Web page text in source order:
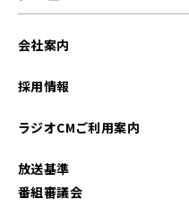
会社案内
採用情報
ラジオCMご利用案内
放送基準
番組審議会